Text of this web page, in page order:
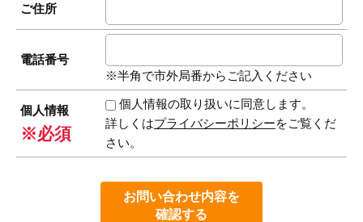
ご住所
電話番号
※半角で市外局番からご記入ください
個人情報
※必須
個人情報の取り扱いに同意します。
詳しくはプライバシーポリシーをご覧くだ
さい。
お問い合わせ内容を
確認する